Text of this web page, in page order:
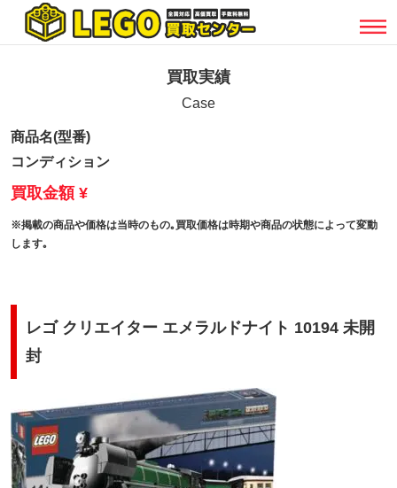
買取実績
Case
商品名(型番)
コンディション
買取金額 ¥
※掲載の商品や価格は当時のもの｡買取価格は時期や商品の状態によって変動
します｡
レゴ クリエイター エメラルドナイト 10194 未開
封